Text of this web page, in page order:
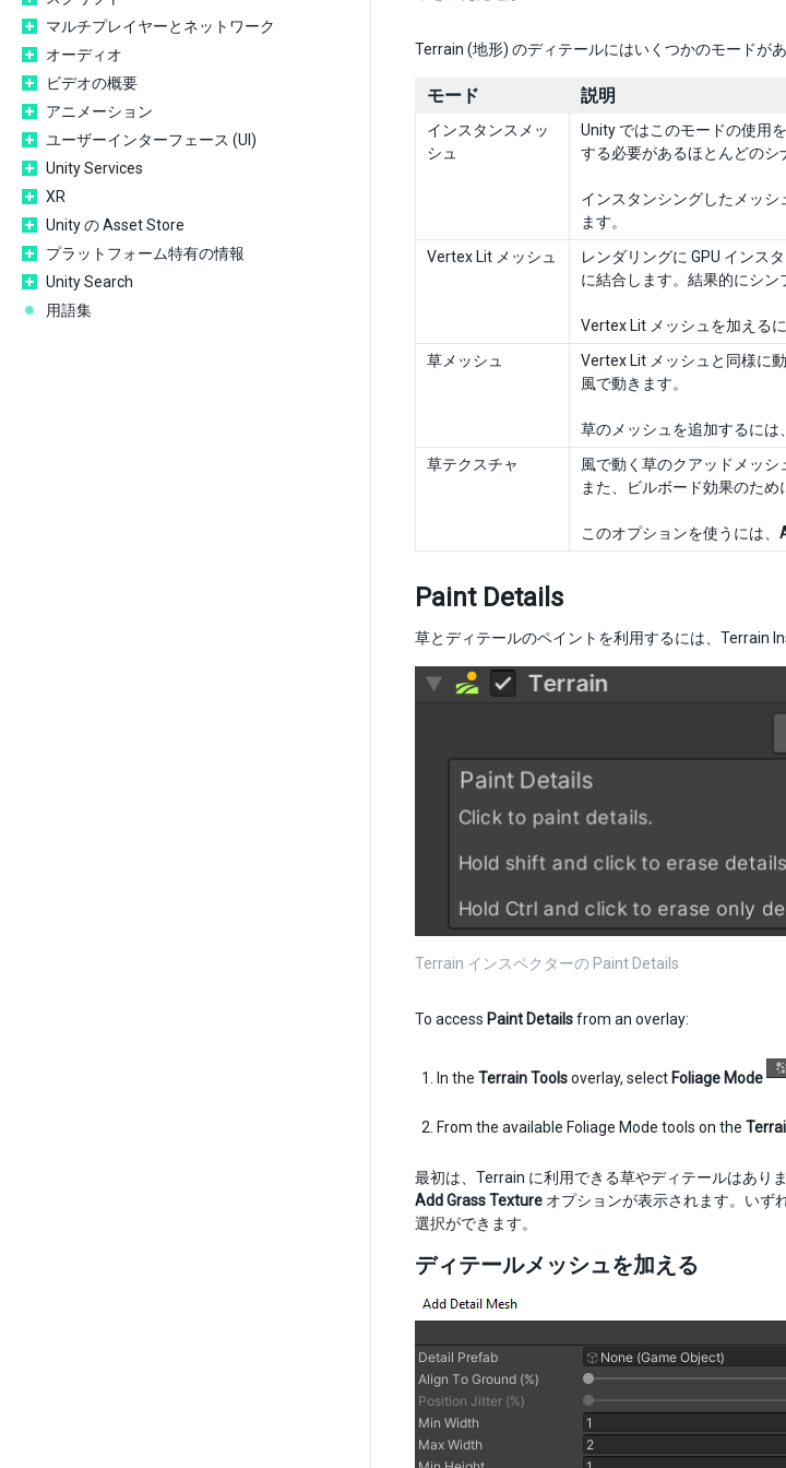
マルチプレイヤーとネットワーク
オーディオ
ビデオの概要
アニメーション
ユーザーインターフェース (UI)
Unity Services
XR
Unity の Asset Store
プラットフォーム特有の情報
Unity Search
用語集
Terrain (地形) のディテールにはいくつかのモードが
モード 説明
インスタンスメッ
シュ
Unity ではこのモードの使用
する必要があるほとんどのシ
インスタンシングしたメッシ
ます。
Vertex Lit メッシュ
レンダリングに GPU インス
に結合します。結果的にシン
Vertex Lit メッシュを加えるに
草メッシュ
Vertex Lit メッシュと同様に
風で動きます。
草のメッシュを追加するには、
草テクスチャ
風で動く草のクアッドメッ
また、ビルボード効果のた
このオプションを使うには、
Paint Details
草とディテールのペイントを利用するには、Terrain
Terrain インスペクターの Paint Details
To access Paint Detailsfrom an overlay:
In the Terrain Toolsoverlay, select Foliage Mode
From the available Foliage Mode tools on the
最初は、Terrain に利用できる草やディテールはあり
Add Grass Texture オプションが表示されます。いず
選択ができます。
ディテールメッシュを加える